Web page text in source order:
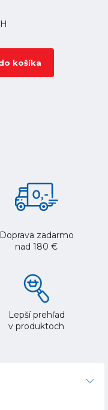
košíka
Doprava zadarmo
nad 180 €
Lepší prehľad
v produktoch